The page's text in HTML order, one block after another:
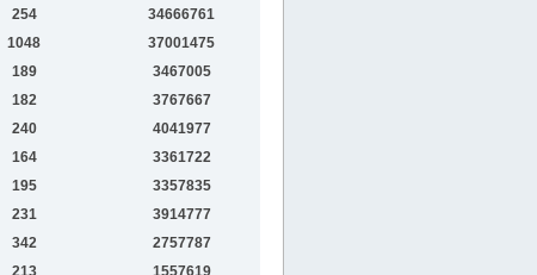
254
34666761
1048
37001475
189
3467005
182
3767667
240
4041977
164
3361722
195
3357835
231
3914777
342
2757787